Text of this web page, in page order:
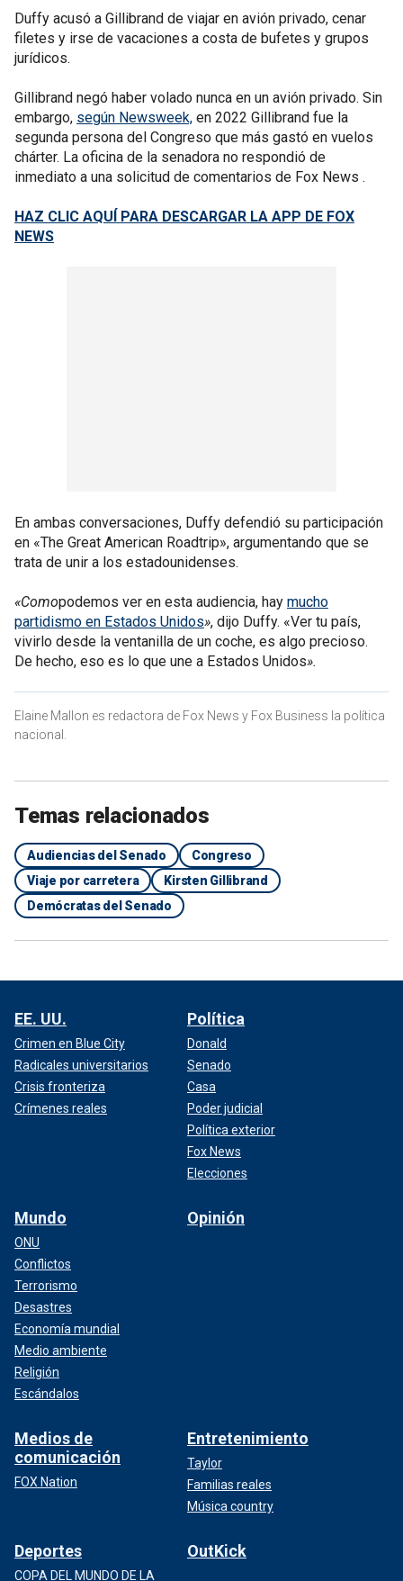
Duffy acusó a Gillibrand de viajar en avión privado, cenar
filetes y irse de vacaciones a costa de bufetes y grupos
jurídicos.
Gillibrand negó haber volado nunca en un avión privado. Sin
embargo, según Newsweek, en 2022 Gillibrand fue la
segunda persona del Congreso que más gastó en vuelos
chárter. La oficina de la senadora no respondió de
inmediato a una solicitud de comentarios de Fox News .
HAZ CLIC AQUÍ PARA DESCARGAR LA APP DE FOX
NEWS
En ambas conversaciones, Duffy defendió su participación
en «The Great American Roadtrip», argumentando que se
trata de unir a los estadounidenses.
«Comopodemos ver en esta audiencia, hay mucho
partidismo en Estados Unidos», dijo Duffy. «Ver tu país,
vivirlo desde la ventanilla de un coche, es algo precioso.
De hecho, eso es lo que une a Estados Unidos».
Elaine Mallon es redactora de Fox News y Fox Business la política
nacional.
Temas relacionados
Audiencias del Senado
Congreso
Viaje por carretera
Kirsten Gillibrand
Demócratas del Senado
EE. UU.
Crimen en Blue City
Radicales universitarios
Crisis fronteriza
Crímenes reales
Política
Donald
Senado
Casa
Poder judicial
Política exterior
Fox News
Elecciones
Mundo
ONU
Conflictos
Terrorismo
Desastres
Economía mundial
Medio ambiente
Religión
Escándalos
Opinión
Medios de
comunicación
FOX Nation
Entretenimiento
Taylor
Familias reales
Música country
Deportes
COPA DEL MUNDO DE LA
OutKick